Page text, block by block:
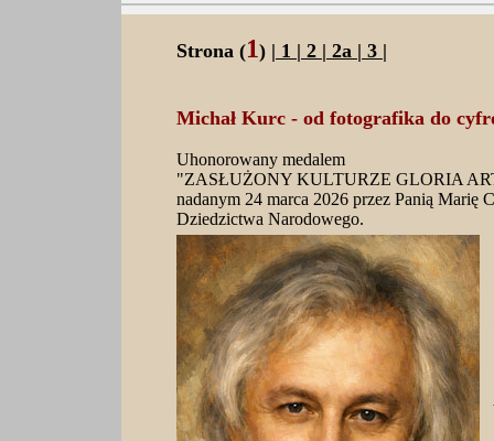
Strona (1) | 1 | 2 | 2a | 3 |
Michał Kurc - od fotografika do
Uhonorowany medalem
"ZASŁUŻONY KULTURZE GLORIA
nadanym 24 marca 2026 przez Panią
Dziedzictwa Narodowego.